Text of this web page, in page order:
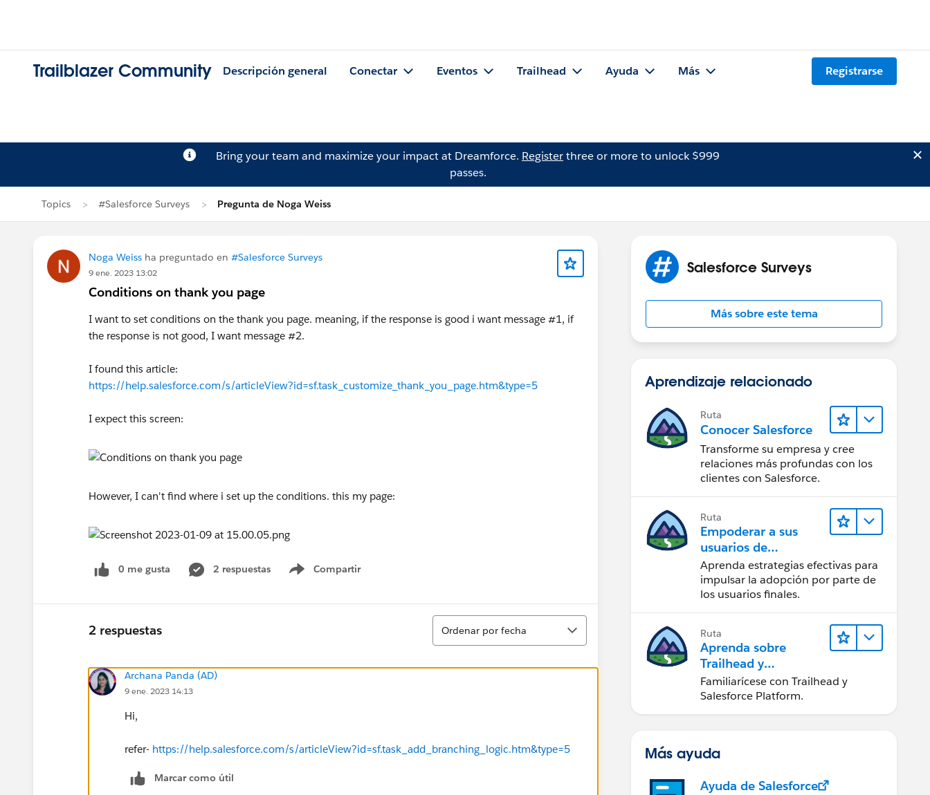
Trailblazer Community Descripción general Conectar Eventos Trailhead Ayuda Más Registrarse
Bring your team and maximize your impact at Dreamforce. Registerthree or more to unlock $999
passes.
Topics #Salesforce Surveys Pregunta de Noga Weiss
Noga Weiss ha preguntado en #Salesforce Surveys
9 ene. 2023 13:02
Conditions on thank you page
I want to set conditions on the thank you page. meaning, if the response is good i want message #1, if
the response is not good, I want message #2.
I found this article:
https://help.salesforce.com/s/articleView?id=sf.task_customize_thank_you_page.htm&type=5
I expect this screen:
However, I can't find where i set up the conditions. this my page:
0 me gusta 2 respuestas Compartir
Show menu
2 respuestas
Ordenar
Ordenar por fecha
Archana Panda (AD)
9 ene. 2023 14:13
Hi,
refer- https://help.salesforce.com/s/articleView?id=sf.task_add_branching_logic.htm&type=5
Marcar como útil
Salesforce Surveys
Más sobre este tema
Aprendizaje relacionado
Ruta
Conocer Salesforce
Transforme su empresa y cree
relaciones más profundas con los
clientes con Salesforce.
Ruta
Empoderar a sus
usuarios de
Salesforce
Aprenda estrategias efectivas para
impulsar la adopción por parte de
los usuarios finales.
Ruta
Aprenda sobre
Trailhead y
Salesforce
Familiarícese con Trailhead y
Salesforce Platform.
Más ayuda
Ayuda de Salesforce